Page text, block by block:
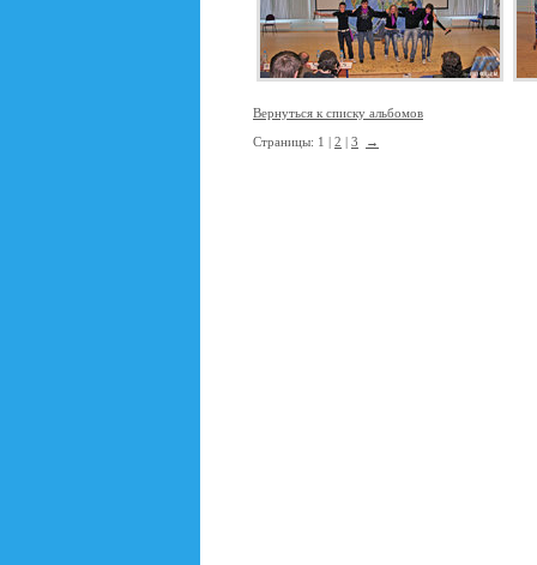
Вернуться к списку альбомов
Страницы: 1 | 2 | 3 →